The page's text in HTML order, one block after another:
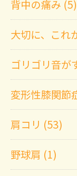
背中の痛み (5)
大切に、これ
ゴリゴリ音が
変形性膝関節
肩コリ (53)
野球肩 (1)